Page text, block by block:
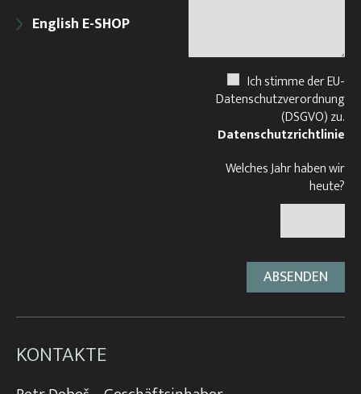
English E-SHOP
Ich stimme der EU-
Datenschutzverordnung
(DSGVO) zu.
Datenschutzrichtlinie
Welches Jahr haben wir
heute?
KONTAKTE